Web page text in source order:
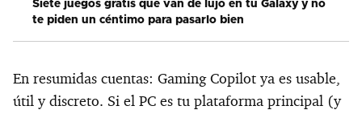
Siete juegos gratis que van de lujo en tu Galaxy y no
te piden un céntimo para pasarlo bien
En resumidas cuentas: Gaming Copilot ya es usable,
útil y discreto. Si el PC es tu plataforma principal (y